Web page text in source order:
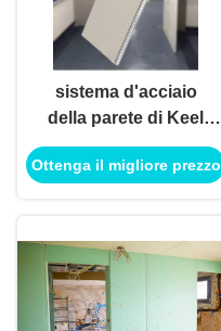
sistema d'acciaio
della parete di Keel
For Gypsum Board
Partition della luce di
Ottenga il migliore prezzo